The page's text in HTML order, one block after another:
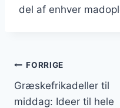
del af enhver
FORRIGE
Græskefrikadeller til
middag: Ideer til hele